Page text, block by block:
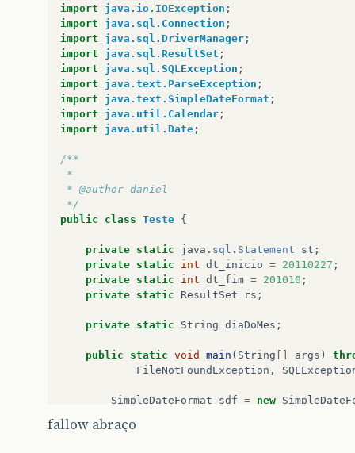
import
java.io.IOException ;
import
java.sql.Connection ;
import
java.sql.DriverManager ;
import
java.sql.ResultSet ;
import
java.sql.SQLException ;
import
java.text.ParseException ;
import
java.text.SimpleDateFormat ;
import
java.util.Calendar ;
import
java.util.Date ;
/**
*
* @author daniel
*/
public
class Teste {
private static java . sql . Statement st ;
private static int dt_inicio = 20110227 ;
private static int dt_fim = 201010 ;
private static ResultSet rs ;
private static String diaDoMes ;
public static void main ( String [] args )
FileNotFoundException ,
SimpleDateFormat sdf = new
Calendar
fallow abraço